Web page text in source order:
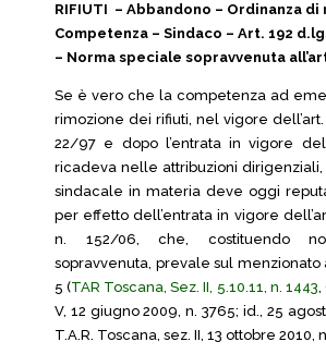
RIFIUTI – Abbandono – Ordinanza di
Competenza – Sindaco – Art. 192
– Norma speciale sopravvenuta
Se è vero che la competenza ad
rimozione dei rifiuti, nel vigore dell’art.
22/97 e dopo l’entrata in vigore
ricadeva nelle attribuzioni
sindacale in materia deve oggi
per effetto dell’entrata in vigore
n. 152/06, che, costituendo
sopravvenuta, prevale sul menzionato
5 (TAR Toscana, Sez. II, 5.10.11, n. 1443,
V, 12 giugno 2009, n. 3765; id., 25
T.A.R. Toscana, sez. II, 13 ottobre 2010,